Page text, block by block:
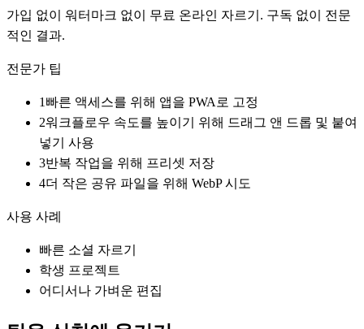
가입 없이 워터마크 없이 무료 온라인 자르기. 구독 없이 전문
적인 결과.
전문가 팁
1 빠른 액세스를 위해 앱을 PWA로 고정
2워크플로우 속도를 높이기 위해 드래그 앤 드롭 및 붙여
넣기 사용
3반복 작업을 위해 프리셋 저장
4더 작은 공유 파일을 위해 WebP 시도
사용 사례
빠른 소셜 자르기
학생 프로젝트
어디서나 가벼운 편집